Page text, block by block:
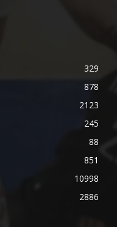
329
878
2123
245
88
851
10998
2886